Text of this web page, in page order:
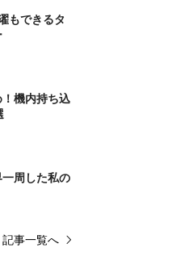
もできるタ
機内持ち込
周した私の
記事一覧へ